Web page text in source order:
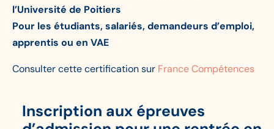
l’Université de Poitiers
Pour les étudiants, salariés, demandeurs d’emploi,
apprentis ou en VAE
Consulter cette certification sur France Compétences
Inscription aux épreuves